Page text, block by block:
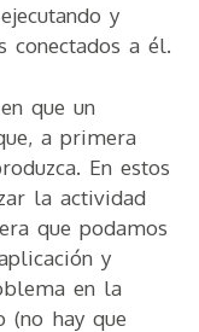
y
conectados a él.
que un
a primera
En estos
la actividad
que podamos
y
en la
(no hay que